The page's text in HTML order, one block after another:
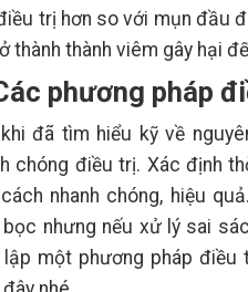
trị hơn so với mụn đầu
thành thành viêm gây hại
phương pháp
đã tìm hiểu kỹ về
chóng điều trị. Xác định
nhanh chóng, hiệu
bọc nhưng nếu xử lý sai
một phương pháp điều